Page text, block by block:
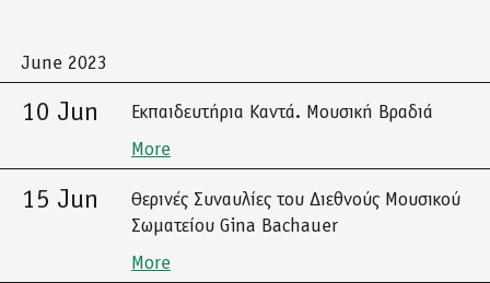
June 2023
10 Jun
Εκπαιδευτήρια Καντά. Μουσική Βραδιά
More
15 Jun
Θερινές Συναυλίες του Διεθνούς Μουσικού
Σωματείου Gina Bachauer
More